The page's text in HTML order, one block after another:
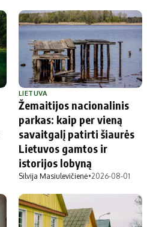
LIETUVA
Žemaitijos nacionalinis
parkas: kaip per vieną
savaitgalį patirti šiaurės
Lietuvos gamtos ir
istorijos lobyną
Silvija Masiulevičienė•2026-08-01